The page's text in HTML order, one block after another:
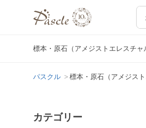
標本・原石（アメジストエレスチ
パスクル 標本・原石（アメジスト
カテゴリー